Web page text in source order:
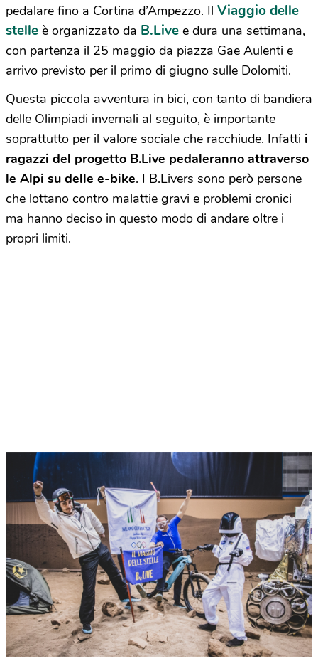
pedalare fino a Cortina d’Ampezzo. Il Viaggio delle
stelle è organizzato da B.Live e dura una settimana,
con partenza il 25 maggio da piazza Gae Aulenti e
arrivo previsto per il primo di giugno sulle Dolomiti.
Questa piccola avventura in bici, con tanto di bandiera
delle Olimpiadi invernali al seguito, è importante
soprattutto per il valore sociale che racchiude. Infatti i
ragazzi del progetto B.Live pedaleranno attraverso
le Alpi su delle e-bike. I B.Livers sono però persone
che lottano contro malattie gravi e problemi cronici
ma hanno deciso in questo modo di andare oltre i
propri limiti.